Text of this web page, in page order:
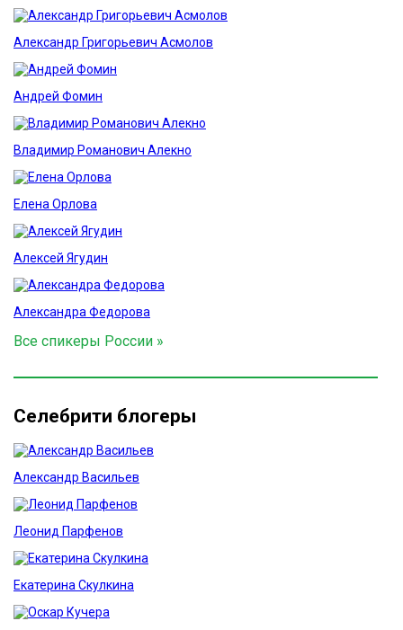
Александр Григорьевич Асмолов
Андрей Фомин
Владимир Романович Алекно
Елена Орлова
Алексей Ягудин
Александра Федорова
Все спикеры России »
Селебрити блогеры
Александр Васильев
Леонид Парфенов
Екатерина Скулкина